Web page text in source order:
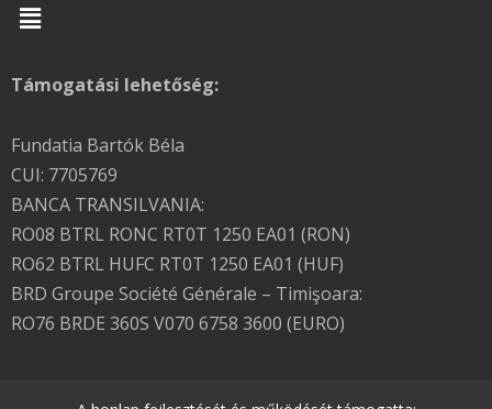
Menu
Támogatási lehetőség:
Fundatia Bartók Béla
CUI: 7705769
BANCA TRANSILVANIA:
RO08 BTRL RONC RT0T 1250 EA01 (RON)
RO62 BTRL HUFC RT0T 1250 EA01 (HUF)
BRD Groupe Société Générale – Timişoara:
RO76 BRDE 360S V070 6758 3600 (EURO)